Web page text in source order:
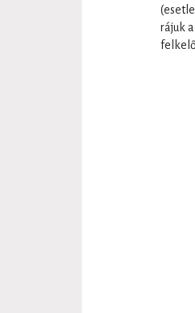
rájuk